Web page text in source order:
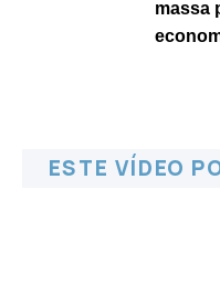
massa
ESTE VÍDEO